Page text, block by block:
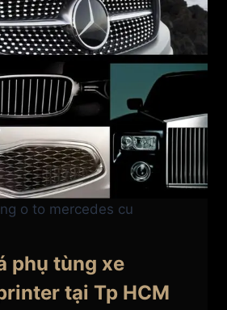
o to mercedes cu
phụ tùng xe
tại Tp HCM